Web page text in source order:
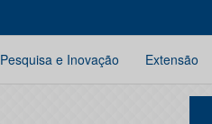
Pesquisa e Inovação Extensão